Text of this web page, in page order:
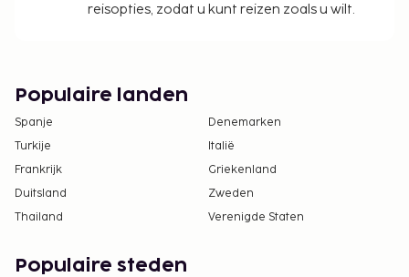
reisopties, zodat u kunt reizen zoals u wilt.
Populaire landen
Spanje
Denemarken
Turkije
Italië
Frankrijk
Griekenland
Duitsland
Zweden
Thailand
Verenigde Staten
Populaire steden